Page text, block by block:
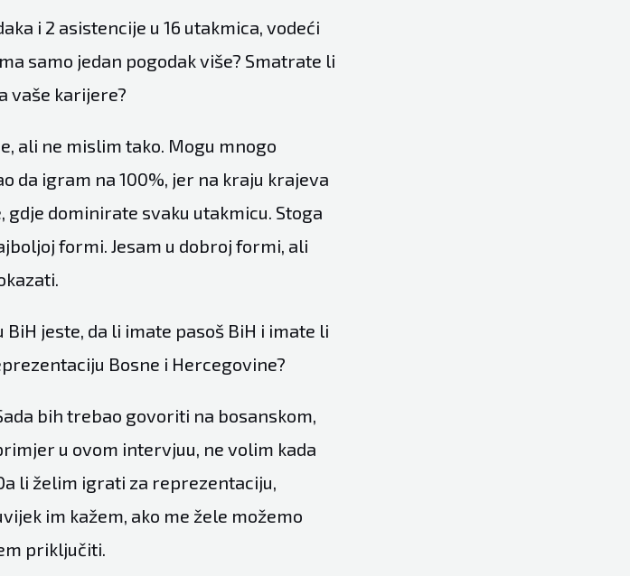
i 2 asistencije u 16 utakmica, vodeći
samo jedan pogodak više? Smatrate li
vaše karijere?
ali ne mislim tako. Mogu mnogo
da igram na 100%, jer na kraju krajeva
gdje dominirate svaku utakmicu. Stoga
formi. Jesam u dobroj formi, ali
jeste, da li imate pasoš BiH i imate li
Bosne i Hercegovine?
bih trebao govoriti na bosanskom,
u ovom intervjuu, ne volim kada
li želim igrati za reprezentaciju,
im kažem, ako me žele možemo
priključiti.